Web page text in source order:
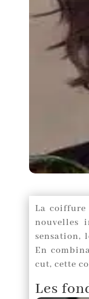
La coiffure
nouvelles
sensation,
En
cut, cette
Les